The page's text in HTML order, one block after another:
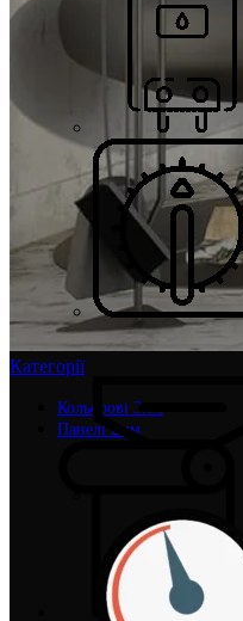
Категорії
Кольорові 3мм
Панелі 2мм